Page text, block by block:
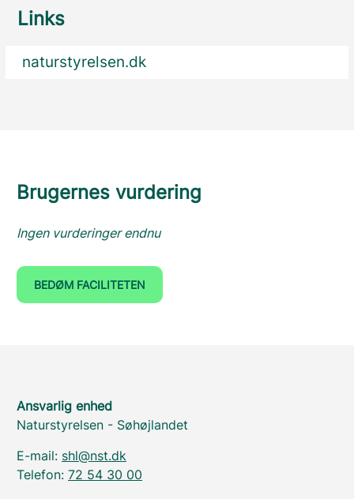
Links
naturstyrelsen.dk
Brugernes vurdering
Ingen vurderinger endnu
BEDØM FACILITETEN
Ansvarlig enhed
Naturstyrelsen - Søhøjlandet
E-mail: shl@nst.dk
Telefon: 72 54 30 00